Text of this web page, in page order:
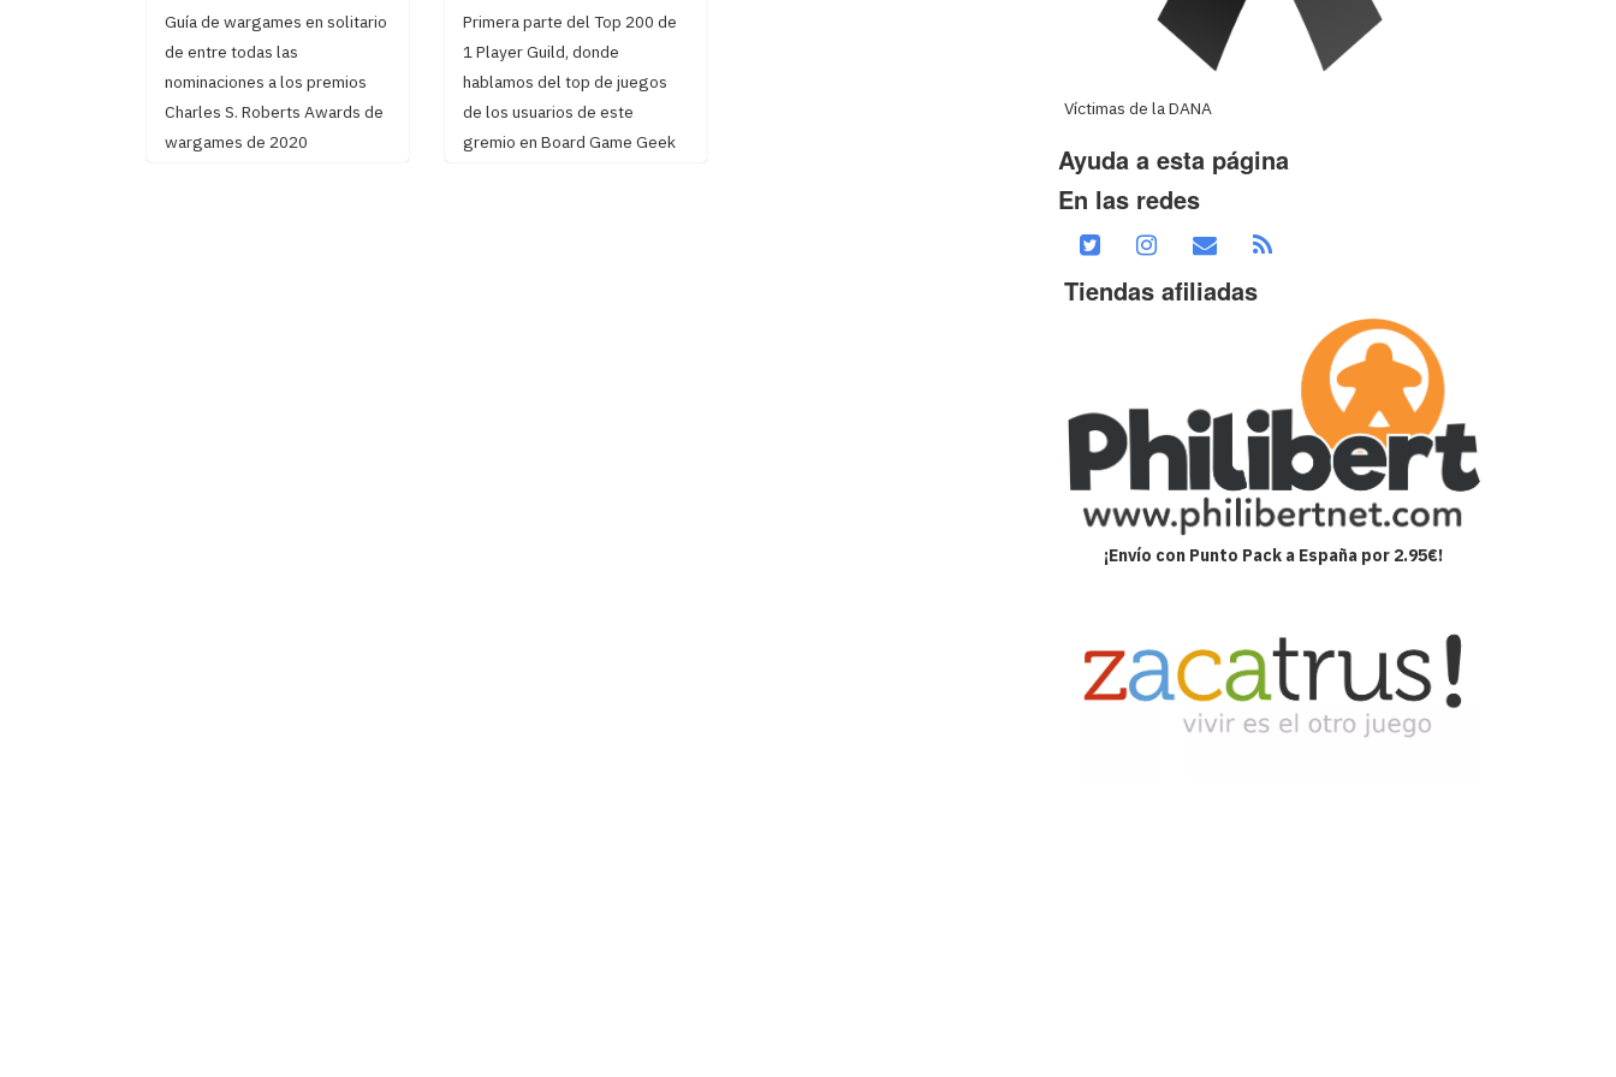
Guía de wargames en solitario
de entre todas las
nominaciones a los premios
Charles S. Roberts Awards de
wargames de 2020
Primera parte del Top 200 de
1 Player Guild, donde
hablamos del top de juegos
de los usuarios de este
gremio en Board Game Geek
Víctimas de la DANA
Ayuda a esta página
En las redes
Tiendas afiliadas
¡Envío con Punto Pack a España por 2.95€!